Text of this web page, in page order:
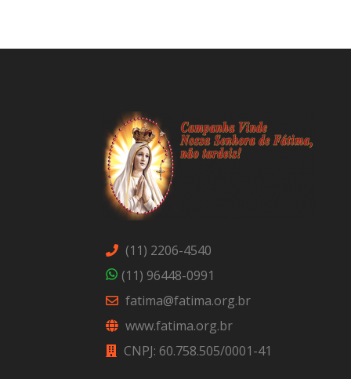
(11) 2206-4540
(11) 96448-0991
fatima@fatima.org.br
www.fatima.org.br
CNPJ: 60.758.505/0001-41